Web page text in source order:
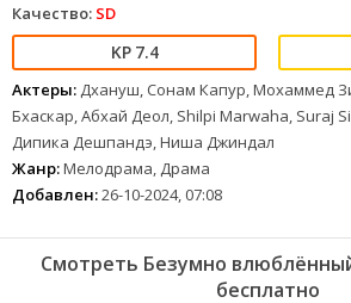
Качество: SD
7.4
Актеры: Дхануш, Сонам Капур, Мохаммед
Бхаскар, Абхай Деол, Shilpi Marwaha, Suraj
Дипика Дешпандэ, Ниша Джиндал
Жанр:Мелодрама, Драма
Добавлен:26-10-2024, 07:08
Смотреть Безумно
бесплатно